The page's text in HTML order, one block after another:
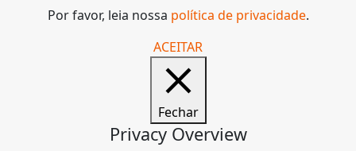
Por favor, leia nossa política de privacidade.
ACEITAR
Fechar
Privacy Overview